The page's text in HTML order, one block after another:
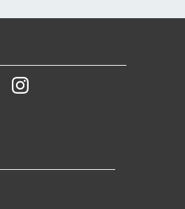
YoutubeInstagram